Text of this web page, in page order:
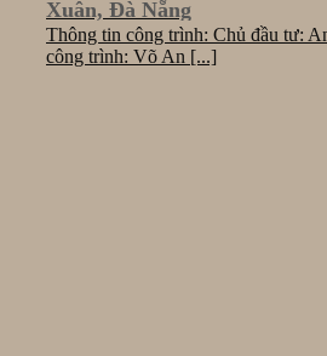
Xuân, Đà Nẵng
Thông tin công trình: Chủ đầu tư:
công trình: Võ An [...]